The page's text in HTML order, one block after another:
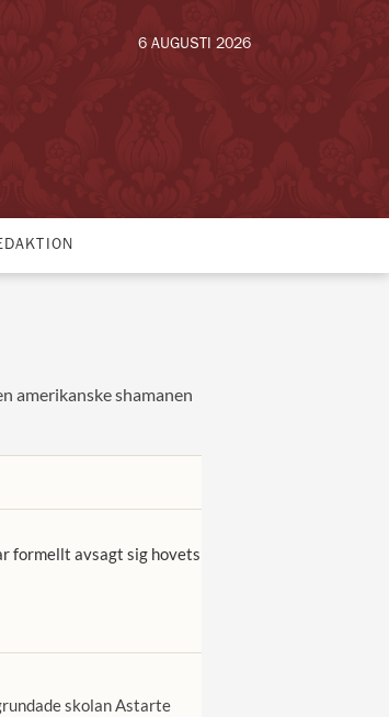
6 AUGUSTI 2026
amerikanske shamanen
formellt avsagt sig hovets
skolan Astarte